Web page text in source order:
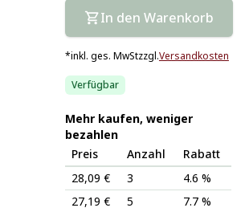
In den Warenkorb
*inkl. ges. MwStzzgl.Versandkosten
Verfügbar
Mehr kaufen, weniger
bezahlen
Preis
Anzahl
Rabatt
28,09 €
3
4.6 %
27,19 €
5 7.7 %